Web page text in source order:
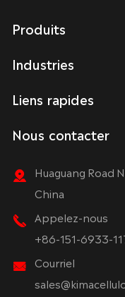
Produits
Industries
Liens rapides
Nous contacter
Huaguang Road
China
Appelez-nous
+86-151-6933-
Courriel